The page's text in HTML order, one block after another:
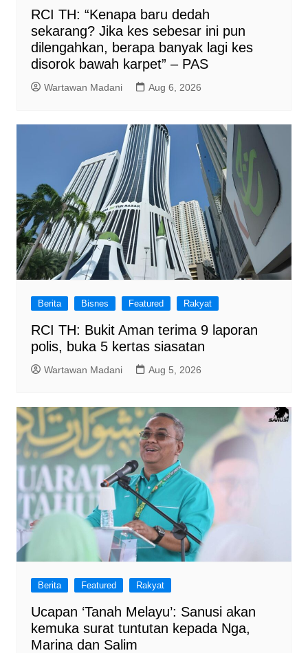
RCI TH: “Kenapa baru dedah
sekarang? Jika kes sebesar ini pun
dilengahkan, berapa banyak lagi kes
disorok bawah karpet” – PAS
Wartawan Madani Aug 6, 2026
Berita Bisnes Featured Rakyat
RCI TH: Bukit Aman terima 9 laporan
polis, buka 5 kertas siasatan
Wartawan Madani Aug 5, 2026
Berita Featured Rakyat
Ucapan ‘Tanah Melayu’: Sanusi akan
kemuka surat tuntutan kepada Nga,
Marina dan Salim